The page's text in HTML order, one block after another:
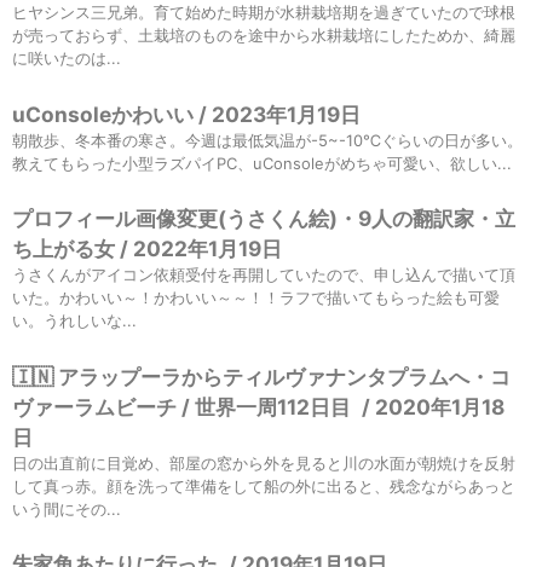
ヒヤシンス三兄弟。育て始めた時期が水耕栽培期を過ぎていたので球根
が売っておらず、土栽培のものを途中から水耕栽培にしたためか、綺麗
に咲いたのは...
uConsoleかわいい / 2023年1月19日
朝散歩、冬本番の寒さ。今週は最低気温が-5~-10℃ぐらいの日が多い。
教えてもらった小型ラズパイPC、uConsoleがめちゃ可愛い、欲しい...
プロフィール画像変更(うさくん絵)・9人の翻訳家・立
ち上がる女 / 2022年1月19日
うさくんがアイコン依頼受付を再開していたので、申し込んで描いて頂
いた。かわいい～！かわいい～～！！ラフで描いてもらった絵も可愛
い。うれしいな...
🇮🇳 アラップーラからティルヴァナンタプラムへ・コ
ヴァーラムビーチ / 世界一周112日目 / 2020年1月18
日
日の出直前に目覚め、部屋の窓から外を見ると川の水面が朝焼けを反射
して真っ赤。顔を洗って準備をして船の外に出ると、残念ながらあっと
いう間にその...